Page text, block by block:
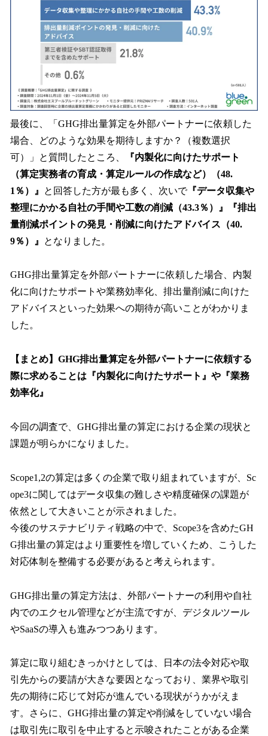
最後に、「GHG排出量算定を外部パートナーに依頼した
場合、どのような効果を期待しますか？（複数選択
可）」と質問したところ、
『内製化に向けたサポート
（算定実務者の育成・算定ルールの作成など）（48.
1％）』
と回答した方が最も多く、次いで『データ収集や
整理にかかる自社の手間や工数の削減（43.3％）』『排出
量削減ポイントの発見・削減に向けたアドバイス（40.
9％）』
となりました。
GHG排出量算定を外部パートナーに依頼した場合、内製
化に向けたサポートや業務効率化、排出量削減に向けた
アドバイスといった効果への期待が高いことがわかりま
した。
【まとめ】GHG排出量算定を外部パートナーに依頼する
際に求めることは『内製化に向けたサポート』や『業務
効率化』
今回の調査で、GHG排出量の算定における企業の現状と
課題が明らかになりました。
Scope1,2の算定は多くの企業で取り組まれていますが、Sc
ope3に関してはデータ収集の難しさや精度確保の課題が
依然として大きいことが示されました。
今後のサステナビリティ戦略の中で、Scope3を含めたGH
G排出量の算定はより重要性を増していくため、こうした
対応体制を整備する必要があると考えられます。
GHG排出量の算定方法は、外部パートナーの利用や自社
内でのエクセル管理などが主流ですが、デジタルツール
やSaaSの導入も進みつつあります。
算定に取り組むきっかけとしては、日本の法令対応や取
引先からの要請が大きな要因となっており、業界や取引
先の期待に応じて対応が進んでいる現状がうかがえま
す。さらに、GHG排出量の算定や削減をしていない場合
は取引先に取引を中止すると示唆されたことがある企業